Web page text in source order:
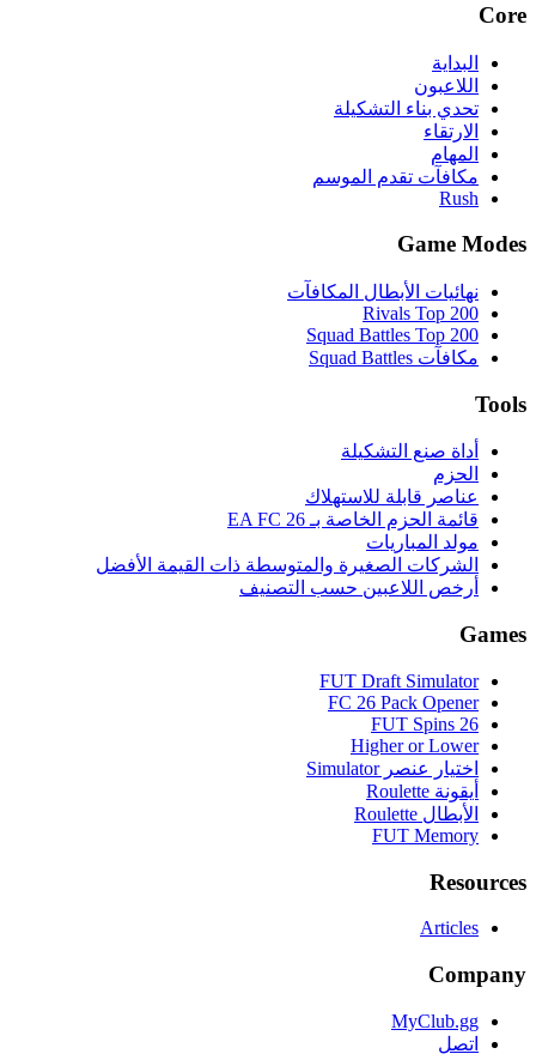
Core
البداية
اللاعبون
تحدي بناء التشكيلة
الارتقاء
المهام
مكافآت تقدم الموسم
Rush
Game Modes
نهائيات الأبطال المكافآت
Rivals Top 200
Squad Battles Top 200
مكافآت Squad Battles
Tools
أداة صنع التشكيلة
الحزم
عناصر قابلة للاستهلاك
قائمة الحزم الخاصة بـ EA FC 26
مولد المباريات
الشركات الصغيرة والمتوسطة ذات القيمة الأفضل
أرخص اللاعبين حسب التصنيف
Games
FUT Draft Simulator
FC 26 Pack Opener
FUT Spins 26
Higher or Lower
اختيار عنصر Simulator
أيقونة Roulette
الأبطال Roulette
FUT Memory
Resources
Articles
Company
MyClub.gg
اتصل